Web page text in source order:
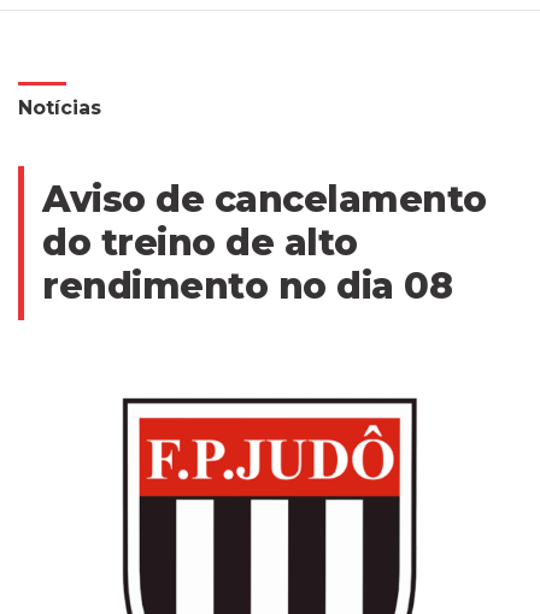
Notícias
Aviso de cancelamento
do treino de alto
rendimento no dia 08